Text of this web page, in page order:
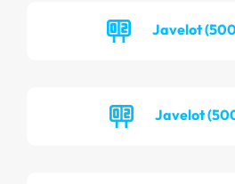
Javelot
Javelot